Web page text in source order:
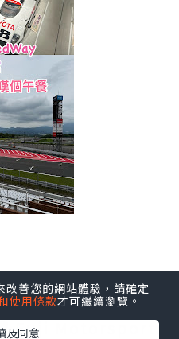
Fuji Motorsports
善您的網站體驗，請確定
使用條款才可繼續瀏覽。
及同意